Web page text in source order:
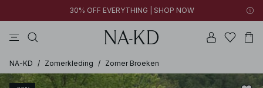
30% OFF EVERYTHING | SHOP NOW
NA-KD / Zomerkleding / Zomer Broeken